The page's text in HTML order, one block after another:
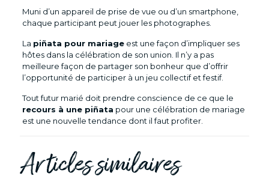
Muni d’un appareil de prise de vue ou d’un smartphone,
chaque participant peut jouer les photographes.
La piñata pour mariageest une façon d’impliquer ses
hôtes dans la célébration de son union. Il n’y a pas
meilleure façon de partager son bonheur que d’offrir
l’opportunité de participer à un jeu collectif et festif.
Tout futur marié doit prendre conscience de ce que le
recours à une piñata pour une célébration de mariage
est une nouvelle tendance dont il faut profiter.
Articles similaires